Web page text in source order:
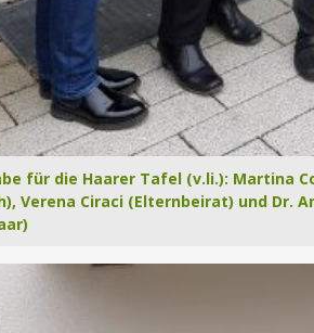
für die Haarer Tafel (v.li.): Martina
Verena Ciraci (Elternbeirat) und Dr.